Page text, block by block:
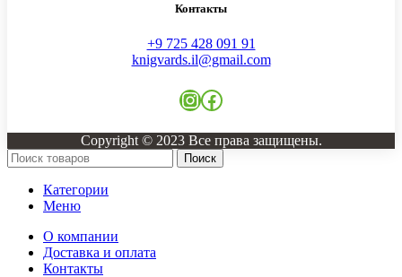
Контакты
+9 725 428 091 91
knigvards.il@gmail.com
Copyright © 2023 Все права защищены.
Поиск
Категории
Меню
О компании
Доставка и оплата
Контакты